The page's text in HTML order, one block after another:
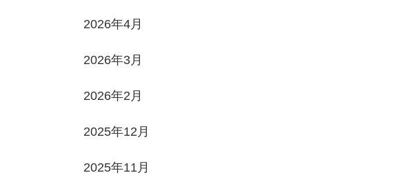
2026年4月
2026年3月
2026年2月
2025年12月
2025年11月